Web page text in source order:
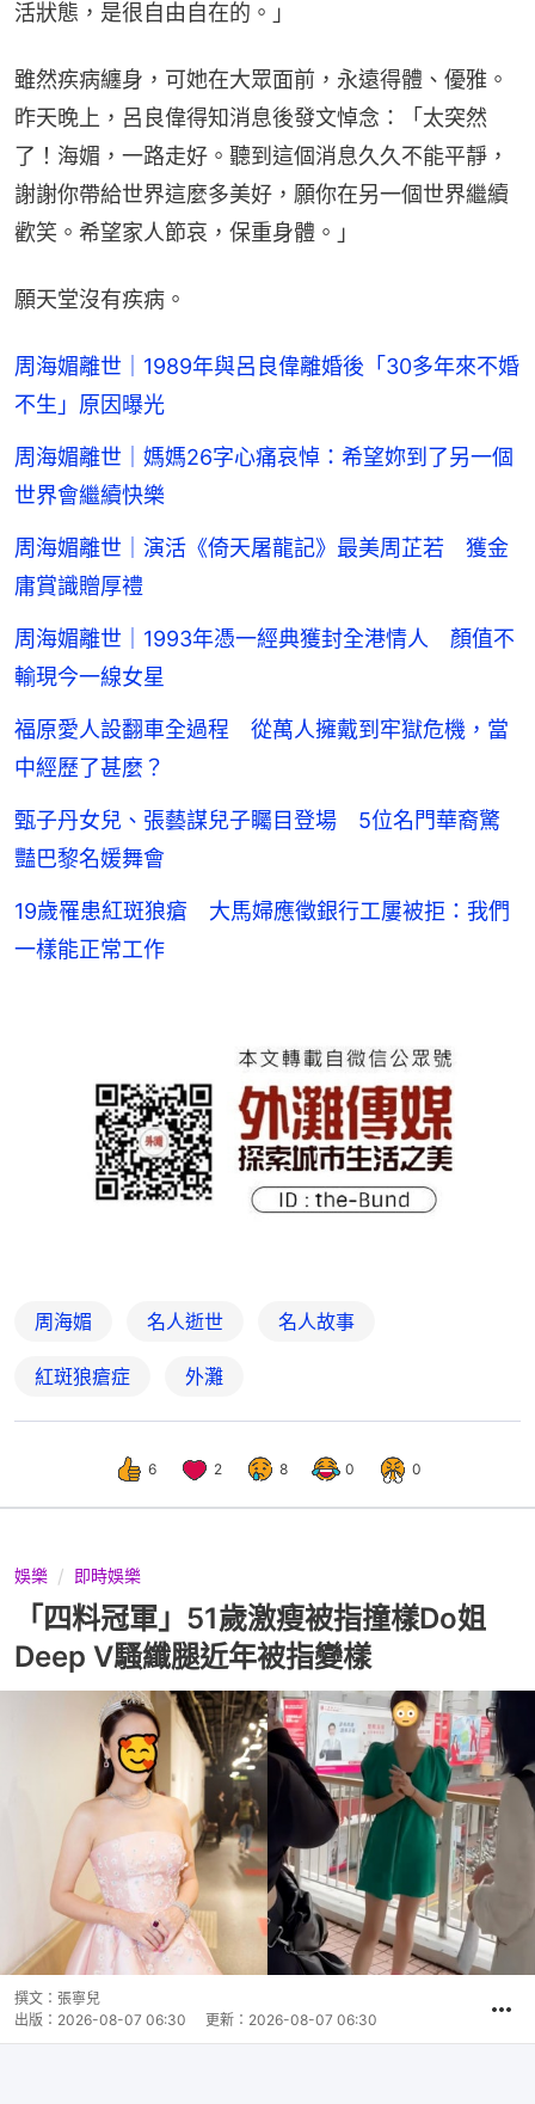
活狀態，是很自由自在的。」
雖然疾病纏身，可她在大眾面前，永遠得體、優雅。
昨天晚上，呂良偉得知消息後發文悼念：「太突然
了！海媚，一路走好。聽到這個消息久久不能平靜，
謝謝你帶給世界這麼多美好，願你在另一個世界繼續
歡笑。希望家人節哀，保重身體。」
願天堂沒有疾病。
周海媚離世｜1989年與呂良偉離婚後「30多年來不婚
不生」原因曝光
周海媚離世｜媽媽26字心痛哀悼：希望妳到了另一個
世界會繼續快樂
周海媚離世｜演活《倚天屠龍記》最美周芷若 獲金
庸賞識贈厚禮
周海媚離世｜1993年憑一經典獲封全港情人 顏值不
輸現今一線女星
福原愛人設翻車全過程 從萬人擁戴到牢獄危機，當
中經歷了甚麼？
甄子丹女兒、張藝謀兒子矚目登場 5位名門華裔驚
豔巴黎名媛舞會
19歲罹患紅斑狼瘡 大馬婦應徵銀行工屢被拒：我們
一樣能正常工作
周海媚 名人逝世 名人故事
紅斑狼瘡症 外灘
6 2 8 0 0
娛樂 即時娛樂
「四料冠軍」51歲激瘦被指撞樣Do姐
Deep V騷纖腿近年被指變樣
撰文： 張寧兒
出版： 2026-08-07 06:30 更新： 2026-08-07 06:30